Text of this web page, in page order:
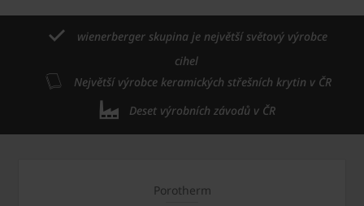
wienerberger skupina je největší světový výrobce
cihel
Největší výrobce keramických střešních krytin v ČR
Deset výrobních závodů v ČR
Porotherm